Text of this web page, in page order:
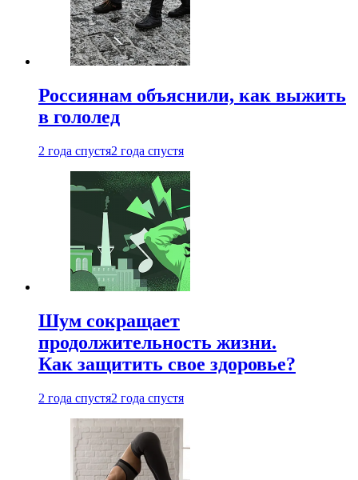
Россиянам объяснили, как выжить
в гололед
2 года спустя2 года спустя
Шум сокращает
продолжительность жизни.
Как защитить свое здоровье?
2 года спустя2 года спустя